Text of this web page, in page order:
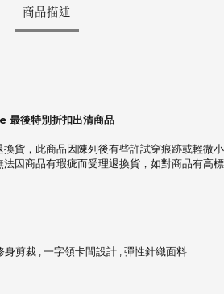
商品描述
後特別折扣出清商品
貨，此商品因陳列後有些許試穿痕跡或輕微
因商品有瑕疵而受理退換貨，如對商品有高
身剪裁 , 一字領卡間設計 , 彈性針織面料